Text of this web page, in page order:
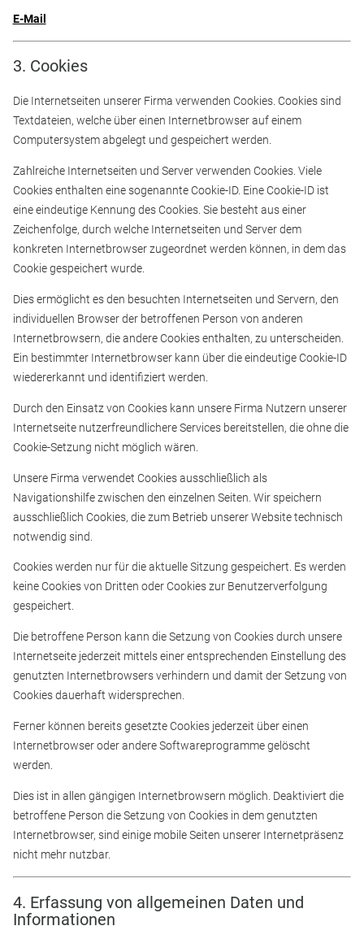
E-Mail
3. Cookies
Die Internetseiten unserer Firma verwenden Cookies. Cookies sind
Textdateien, welche über einen Internetbrowser auf einem
Computersystem abgelegt und gespeichert werden.
Zahlreiche Internetseiten und Server verwenden Cookies. Viele
Cookies enthalten eine sogenannte Cookie-ID. Eine Cookie-ID ist
eine eindeutige Kennung des Cookies. Sie besteht aus einer
Zeichenfolge, durch welche Internetseiten und Server dem
konkreten Internetbrowser zugeordnet werden können, in dem das
Cookie gespeichert wurde.
Dies ermöglicht es den besuchten Internetseiten und Servern, den
individuellen Browser der betroffenen Person von anderen
Internetbrowsern, die andere Cookies enthalten, zu unterscheiden.
Ein bestimmter Internetbrowser kann über die eindeutige Cookie-ID
wiedererkannt und identifiziert werden.
Durch den Einsatz von Cookies kann unsere Firma Nutzern unserer
Internetseite nutzerfreundlichere Services bereitstellen, die ohne die
Cookie-Setzung nicht möglich wären.
Unsere Firma verwendet Cookies ausschließlich als
Navigationshilfe zwischen den einzelnen Seiten. Wir speichern
ausschließlich Cookies, die zum Betrieb unserer Website technisch
notwendig sind.
Cookies werden nur für die aktuelle Sitzung gespeichert. Es werden
keine Cookies von Dritten oder Cookies zur Benutzerverfolgung
gespeichert.
Die betroffene Person kann die Setzung von Cookies durch unsere
Internetseite jederzeit mittels einer entsprechenden Einstellung des
genutzten Internetbrowsers verhindern und damit der Setzung von
Cookies dauerhaft widersprechen.
Ferner können bereits gesetzte Cookies jederzeit über einen
Internetbrowser oder andere Softwareprogramme gelöscht
werden.
Dies ist in allen gängigen Internetbrowsern möglich. Deaktiviert die
betroffene Person die Setzung von Cookies in dem genutzten
Internetbrowser, sind einige mobile Seiten unserer Internetpräsenz
nicht mehr nutzbar.
4. Erfassung von allgemeinen Daten und
Informationen